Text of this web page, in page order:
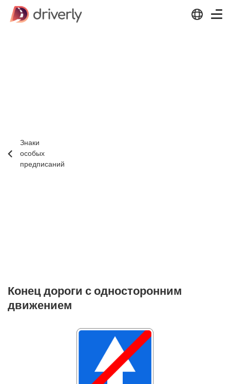
Знаки
особых
предписаний
Конец дороги с односторонним
движением